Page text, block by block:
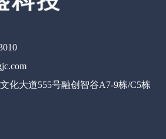
化大道555号融创智谷A7-9栋/C5栋